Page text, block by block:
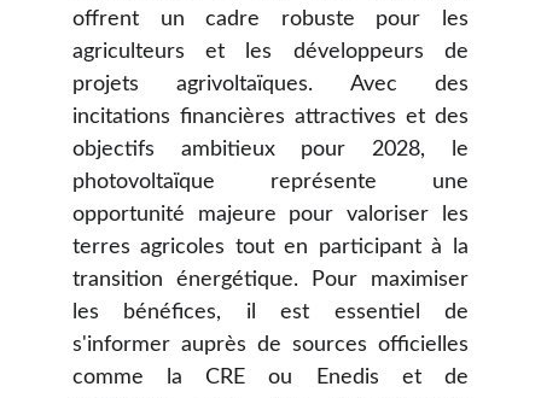
offrent un cadre robuste pour les
agriculteurs et les développeurs de
projets agrivoltaïques. Avec des
incitations financières attractives et des
objectifs ambitieux pour 2028, le
photovoltaïque représente une
opportunité majeure pour valoriser les
terres agricoles tout en participant à la
transition énergétique. Pour maximiser
les bénéfices, il est essentiel de
s'informer auprès de sources officielles
comme la CRE ou Enedis et de